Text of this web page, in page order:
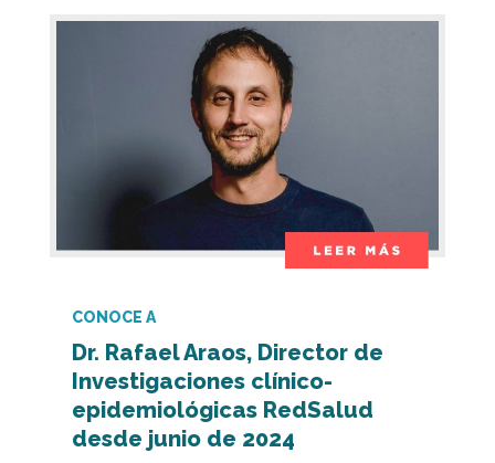
CONOCE A
Dr. Rafael Araos, Director de
Investigaciones clínico-
epidemiológicas RedSalud
desde junio de 2024